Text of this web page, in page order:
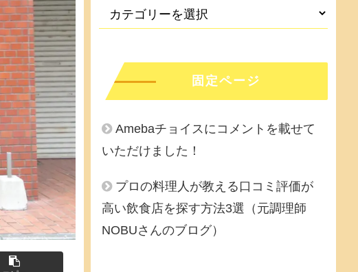
固定ページ
Amebaチョイスにコメントを載せて
いただけました！
プロの料理人が教える口コミ評価が
高い飲食店を探す方法3選（元調理師
NOBUさんのブログ）